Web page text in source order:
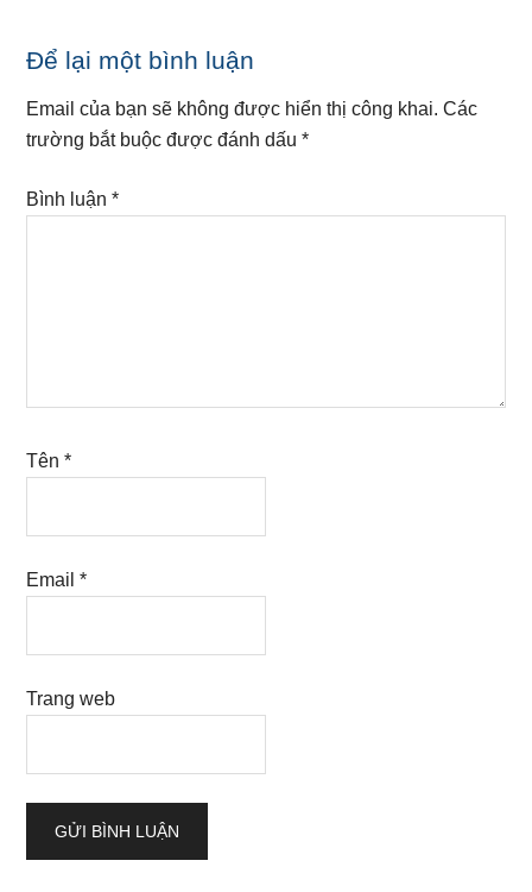
Reader
Interactions
Để lại một bình luận
Email của bạn sẽ không được hiển thị công khai. Các
trường bắt buộc được đánh dấu*
Bình luận*
Tên*
Email*
Trang web